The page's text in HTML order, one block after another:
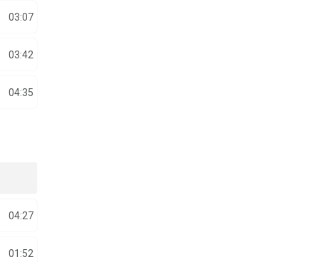
03:07
03:42
04:35
04:27
01:52